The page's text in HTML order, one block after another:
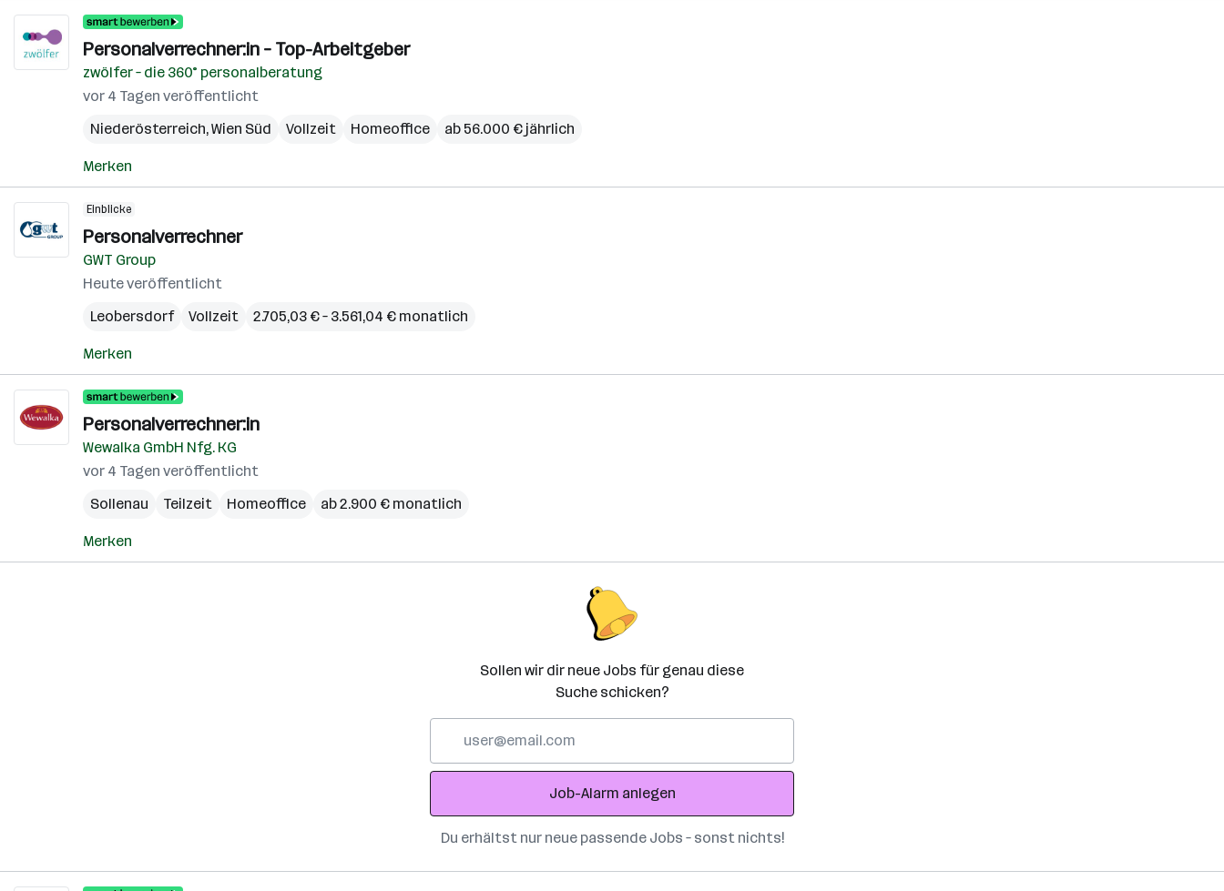
Personalverrechner:in – Top-Arbeitgeber
zwölfer – die 360° personalberatung
vor 4 Tagen veröffentlicht
Niederösterreich,Wien Süd Vollzeit Homeoffice ab 56.000 € jährlich
Merken
Einblicke
Personalverrechner
GWT Group
Heute veröffentlicht
Leobersdorf
Vollzeit 2.705,03 € – 3.561,04 € monatlich
Merken
Personalverrechner:in
Wewalka GmbH Nfg. KG
vor 4 Tagen veröffentlicht
Sollenau
Teilzeit Homeoffice ab 2.900 € monatlich
Merken
Sollen wir dir neue Jobs für genau diese
Suche schicken?
Adresse
Job-Alarm anlegen
Du erhältst nur neue passende Jobs – sonst nichts!